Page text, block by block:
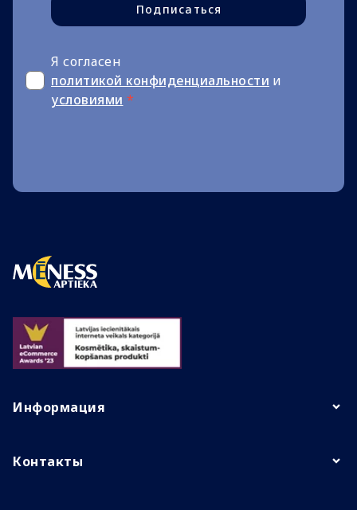
Подписаться
Я согласен
политикой конфиденциальности и
условиями *
Информация
Контакты